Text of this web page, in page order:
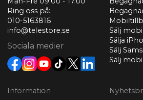
Ring oss på:
010-5163816
info@telestore.se
Sociala medier
Sälj
Sälja
Sälj
Sälj
Information